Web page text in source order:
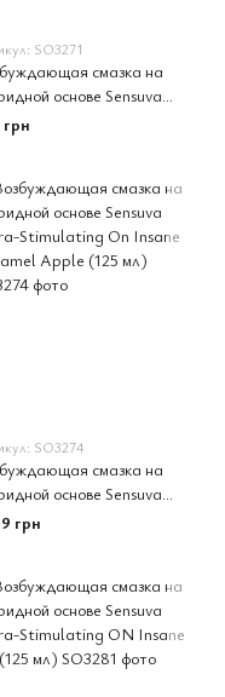
SO3271
смазка на
основе Sensuva
Stimulating On Insane
Apple (57 мл)
SO3274
смазка на
основе Sensuva
Stimulating On Insane
Apple (125 мл)
грн